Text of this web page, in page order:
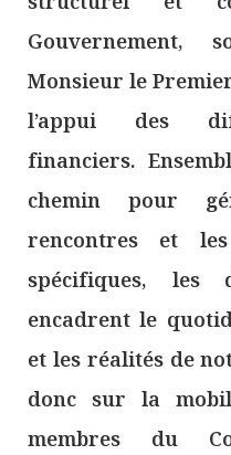
Monsieur le
l’appui des
financiers.
chemin pour
rencontres et
spécifiques, les
encadrent le
et les réalités de
donc sur la
membres du